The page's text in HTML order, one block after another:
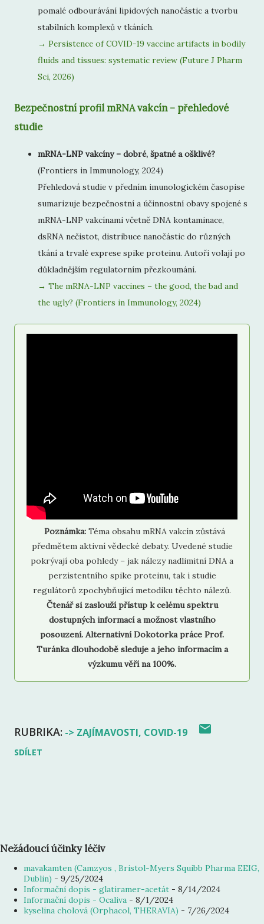
pomalé odbourávání lipidových nanočástic a tvorbu
stabilních komplexů v tkáních.
→ Persistence of COVID-19 vaccine artifacts in bodily
fluids and tissues: systematic review (Future J Pharm
Sci, 2026)
Bezpečnostní profil mRNA vakcín – přehledové
studie
mRNA-LNP vakcíny – dobré, špatné a ošklivé?
(Frontiers in Immunology, 2024)
Přehledová studie v předním imunologickém časopise
sumarizuje bezpečnostní a účinnostní obavy spojené s
mRNA-LNP vakcínami včetně DNA kontaminace,
dsRNA nečistot, distribuce nanočástic do různých
tkání a trvalé exprese spike proteinu. Autoři volají po
důkladnějším regulatorním přezkoumání.
→ The mRNA-LNP vaccines – the good, the bad and
the ugly? (Frontiers in Immunology, 2024)
Poznámka:Téma obsahu mRNA vakcín zůstává
předmětem aktivní vědecké debaty. Uvedené studie
pokrývají oba pohledy – jak nálezy nadlimitní DNA a
perzistentního spike proteinu, tak i studie
regulátorů zpochybňující metodiku těchto nálezů.
Čtenář si zaslouží přístup k celému spektru
dostupných informací a možnost vlastního
posouzení. Alternativní Dokotorka práce Prof.
Turánka dlouhodobě sleduje a jeho informacím a
výzkumu věří na 100%.
RUBRIKA: -> ZAJÍMAVOSTI COVID-19
SDÍLET
Nežádoucí účinky léčiv
mavakamten (Camzyos , Bristol-Myers Squibb Pharma EEIG,
Dublin) - 9/25/2024
Informační dopis - glatiramer-acetát - 8/14/2024
Informační dopis - Ocaliva - 8/1/2024
kyselina cholová (Orphacol, THERAVIA) - 7/26/2024